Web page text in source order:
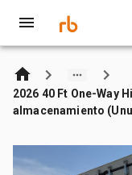
2026 40 Ft One-Way
almacenamiento